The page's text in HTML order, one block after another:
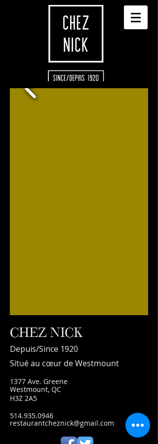
CHEZ NICK
Depuis/Since 1920
Situé au cœur de Westmount
1377 Ave. Greene
Westmount, QC
H3Z 2A5
514.935.0946
restaurantcheznick@gmail.com